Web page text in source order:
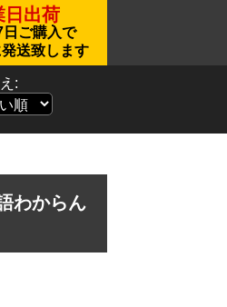
日出荷
ご購入で
発送致します
:
わからん